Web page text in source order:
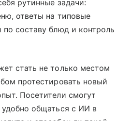
рутинные задачи:
ответы на типовые
по составу блюд и контроль
стать не только местом
протестировать новый
Посетители смогут
удобно общаться с ИИ в